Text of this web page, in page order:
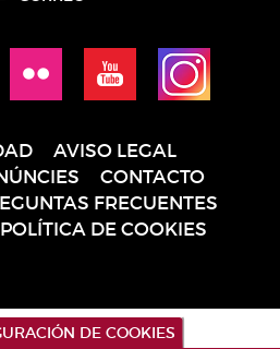
AVISO LEGAL
CONTACTO
FRECUENTES
POLÍTICA DE COOKIES
DE COOKIES